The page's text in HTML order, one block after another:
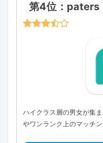
第4位：paters
ハイクラス層の男女が集
やワンランク上のマッチ